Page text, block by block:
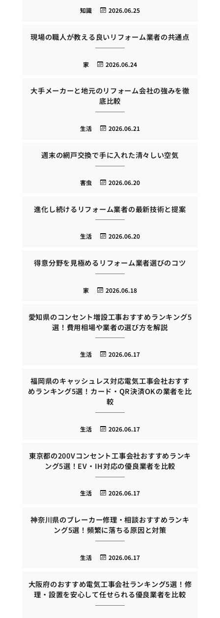
2026.06.25
知識
現場の職人が教える良いリフォーム業者の共通点
2026.06.24
家
大手メーカーと地元のリフォーム会社の強みを徹
底比較
2026.06.21
生活
週末の網戸交換で手に入れた清々しい空気
2026.06.20
害虫
進化し続けるリフォーム業者の最新技術と提案
2026.06.20
生活
得意分野を見極めるリフォーム業者選びのコツ
2026.06.18
家
愛知県のコンセント増設工事おすすめランキング5
選！費用相場や業者の選び方を解説
2026.06.17
生活
福岡県のキャッシュレス対応電気工事会社おすす
めランキング5選！カード・QR決済OKの業者を比
較
2026.06.17
生活
東京都の200Vコンセント工事会社おすすめランキ
ング5選！EV・IH対応の優良業者を比較
2026.06.17
生活
神奈川県のブレーカー修理・相談おすすめランキ
ング5選！頻繁に落ちる原因と対策
2026.06.17
生活
大阪府のおすすめ電気工事会社ランキング5選！修
理・設置を安心して任せられる優良業者を比較